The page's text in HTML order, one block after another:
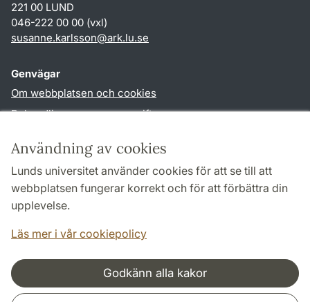
Användning av cookies
Lunds universitet använder cookies för att se till att
webbplatsen fungerar korrekt och för att förbättra din
upplevelse.
Läs mer i vår cookiepolicy
Godkänn alla kakor
221 00 LUND
046-222 00 00 (vxl)
susanne.karlsson@ark.lu.se
Genvägar
Om webbplatsen och cookies
Behandling av personuppgifter
TYPO3-login
Följ oss i sociala medier
Samarbeten och nätverk